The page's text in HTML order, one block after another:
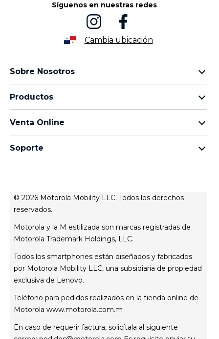
Síguenos en nuestras redes
Cambia ubicación
Sobre Nosotros
Términos de uso
Aviso de Privacidad Web
Productos
moto g
Venta Online
Soporte
Controladores
Contáctanos
servicio técnico
Estatus de tu reparación
© 2026 Motorola Mobility LLC. Todos los derechos
reservados.
Motorola y la M estilizada son marcas registradas de
Motorola Trademark Holdings, LLC.
Todos los smartphones están diseñados y fabricados
por Motorola Mobility LLC, una subsidiaria de propiedad
exclusiva de Lenovo.
Teléfono para pedidos realizados en la tienda online de
Motorola www.motorola.com.m
En caso de requerir factura, solicítala al siguiente